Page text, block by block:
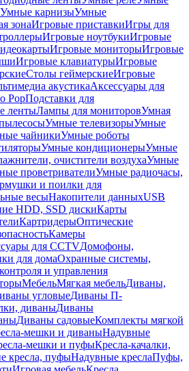
Умные карнизыУмные
зонаИгровые приставкиИгры для
Игровые ноутбукиИгровые
Игровые мониторыИгровые
Игровые клавиатурыИгровые
Столы геймерскиеИгровые
акустикаАксессуары для
PopПодставки для
лентыЛампы для мониторовУмная
Умные телевизорыУмные
чайникиУмные роботы
Умные кондиционерыУмные
очистители воздухаУмные
проветривателиУмные радиочасы,
и поилки для
весыНакопители данныхUSB
HDD, SSD дискиКарты
КартридерыОптические
Камеры
для CCTVДомофоны,
для домаОхранные системы,
и управления
МебельМягкая мебельДиваны,
угловыеДиваны П-
диваныДиваны
Диваны садовыеКомплекты мягкой
мешки и диваныНадувные
мешки и пуфыКресла-качалки,
кресла, пуфыНадувные креслаПуфы,